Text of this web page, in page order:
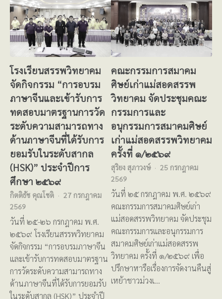
โรงเรียนสรรพวิทยาคม
จัดกิจกรรม “การอบรม
ภาษาจีนและเข้ารับการ
ทดสอบมาตรฐานการวัด
ระดับความสามารถทาง
ด้านภาษาจีนที่ได้รับการ
ยอมรับในระดับสากล
(HSK)” ประจำปีการ
ศึกษา ๒๕๖๙
กิตติธัช คุณโชติ
27 กรกฎาคม
2569
วันที่ ๒๕-๒๖ กรกฎาคม พ.ศ.
๒๕๖๙ โรงเรียนสรรพวิทยาคม
จัดกิจกรรม “การอบรมภาษาจีน
และเข้ารับการทดสอบมาตรฐาน
การวัดระดับความสามารถทาง
ด้านภาษาจีนที่ได้รับการยอมรับ
ในระดับสากล (HSK)” ประจำปี
คณะกรรมการสมาคม
ศิษย์เก่าแม่สอดสรรพ
วิทยาคม จัดประชุมคณะ
กรรมการและ
อนุกรรมการสมาคมศิษย์
เก่าแม่สอดสรรพวิทยาคม
ครั้งที่ ๑/๒๕๖๙
สุริยง สุภาวงษ์
25 กรกฎาคม
2569
วันที่ ๒๕ กรกฎาคม พ.ศ. ๒๕๖๙
คณะกรรมการสมาคมศิษย์เก่า
แม่สอดสรรพวิทยาคม จัดประชุม
คณะกรรมการและอนุกรรมการ
สมาคมศิษย์เก่าแม่สอดสรรพ
วิทยาคม ครั้งที่ ๑/๒๕๖๙ เพื่อ
ปรึกษาหารือเรื่องการจัดงานคืนสู่
เหย้าชาวม่วงเ…